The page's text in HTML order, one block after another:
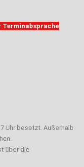
Terminabsprache
Uhr besetzt. Außerhalb
über die